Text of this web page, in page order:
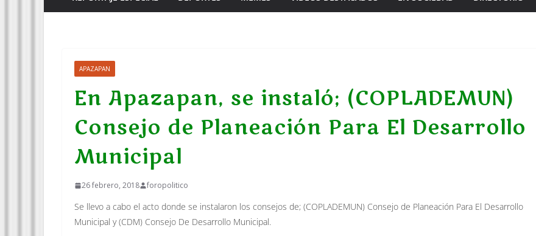
APAZAPAN
En Apazapan, se instaló; (COPLADEMUN)
Consejo de Planeación Para El Desarrollo
Municipal
26 febrero, 2018 foropolitico
Se llevo a cabo el acto donde se instalaron los consejos de; (COPLADEMUN) Consejo de Planeación Para El Desarrollo
Municipal y (CDM) Consejo De Desarrollo Municipal.